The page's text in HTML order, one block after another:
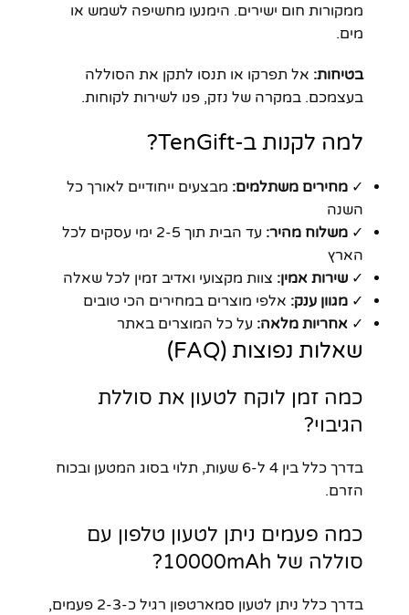
ממקורות חום ישירים. הימנעו מחשיפה לשמש או
מים.
בטיחות: אל תפרקו או תנסו לתקן את הסוללה
בעצמכם. במקרה של נזק, פנו לשירות לקוחות.
למה לקנות ב-TenGift?
✓ מחירים משתלמים: מבצעים ייחודיים לאורך כל
השנה
✓ משלוח מהיר:
עד הבית תוך 2-5 ימי עסקים לכל
הארץ
✓ שירות אמין: צוות מקצועי ואדיב זמין לכל שאלה
✓ מגוון ענק: אלפי מוצרים במחירים הכי טובים
✓ אחריות מלאה: על כל המוצרים באתר
שאלות נפוצות (FAQ)
כמה זמן לוקח לטעון את סוללת
הגיבוי?
בדרך כלל בין 4 ל-6 שעות, תלוי בסוג המטען ובכוח
הזרם.
כמה פעמים ניתן לטעון טלפון עם
סוללה של 10000mAh?
בדרך כלל ניתן לטעון סמארטפון רגיל כ-2-3 פעמים,